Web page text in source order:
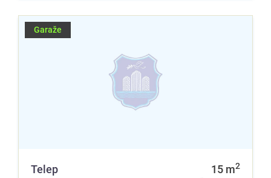
Garaže
Telep 15 m2